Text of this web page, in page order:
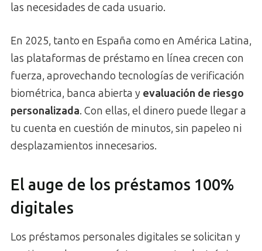
las necesidades de cada usuario.
En 2025, tanto en España como en América Latina,
las plataformas de préstamo en línea crecen con
fuerza, aprovechando tecnologías de verificación
biométrica, banca abierta y evaluación de riesgo
personalizada. Con ellas, el dinero puede llegar a
tu cuenta en cuestión de minutos, sin papeleo ni
desplazamientos innecesarios.
El auge de los préstamos 100%
digitales
Los préstamos personales digitales se solicitan y